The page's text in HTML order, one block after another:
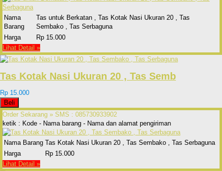
Nama
Barang
Tas untuk Berkatan , Tas Kotak Nasi Ukuran 20 , Tas
Sembako , Tas Serbaguna
Harga
Rp 15.000
Lihat Detail »
Tas Kotak Nasi Ukuran 20 , Tas Semb
Rp 15.000
Beli
Order Sekarang » SMS : 085730933902
ketik : Kode - Nama barang - Nama dan alamat pengiriman
Nama Barang Tas Kotak Nasi Ukuran 20 , Tas Sembako , Tas Serbaguna
Harga
Rp 15.000
Lihat Detail »